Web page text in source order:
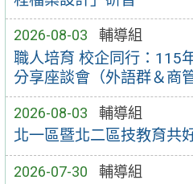
2026-08-03 輔導組
職人培育 校企同行：115
分享座談會（外語群＆商管
2026-08-03 輔導組
北一區暨北二區技教育共
2026-07-30 輔導組